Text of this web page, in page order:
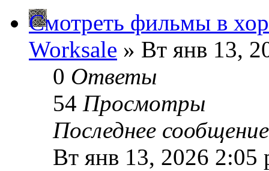
Смотреть фильмы в
Worksale » Вт янв 13,
0 Ответы
54 Просмотры
Последнее
Вт янв 13, 2026 2:05